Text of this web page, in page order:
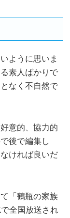
ように思いま
素人ばかりで
なく不自然で
意的、協力的
後で編集し
ければ良いだ
「鶴瓶の家族
全国放送され